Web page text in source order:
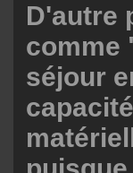
D'autre
comme
séjour